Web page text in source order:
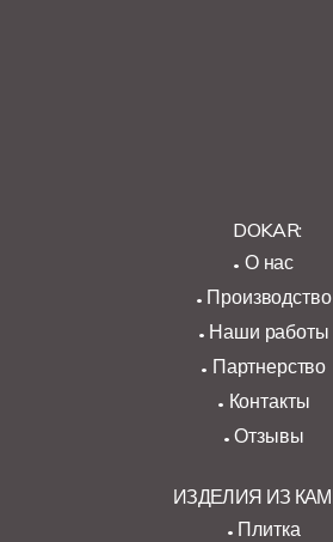
DOKAR:
О нас
Производство
Наши работы
Партнерство
Контакты
Отзывы
ИЗДЕЛИЯ ИЗ
Плитка